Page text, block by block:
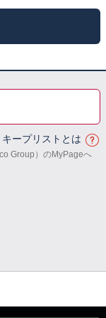
キープリストとは
Group）のMyPageへ